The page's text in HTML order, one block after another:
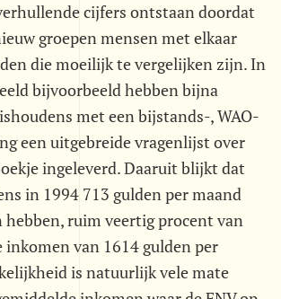
cijfers ontstaan doordat
groepen mensen met elkaar
die moeilijk te vergelijken zijn. In
bijvoorbeeld hebben bijna
met een bijstands-, WAO-
een uitgebreide vragenlijst over
ingeleverd. Daaruit blijkt dat
in 1994 713 gulden per maand
hebben, ruim veertig procent van
inkomen van 1614 gulden per
is natuurlijk vele mate